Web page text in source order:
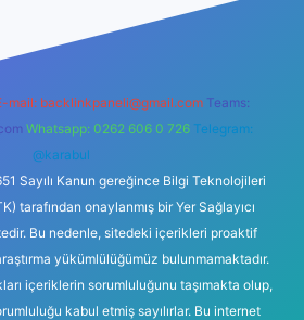
mail: backlinkpaneli@gmail.com Teams:
Whatsapp: 0262 606 0 726 Telegram:
@karabul
Sayılı Kanun gereğince Bilgi Teknolojileri
tarafından onaylanmış bir Yer Sağlayıcı
Bu nedenle, sitedeki içerikleri proaktif
yükümlülüğümüz bulunmamaktadır.
içeriklerin sorumluluğunu taşımakta olup,
kabul etmiş sayılırlar. Bu internet